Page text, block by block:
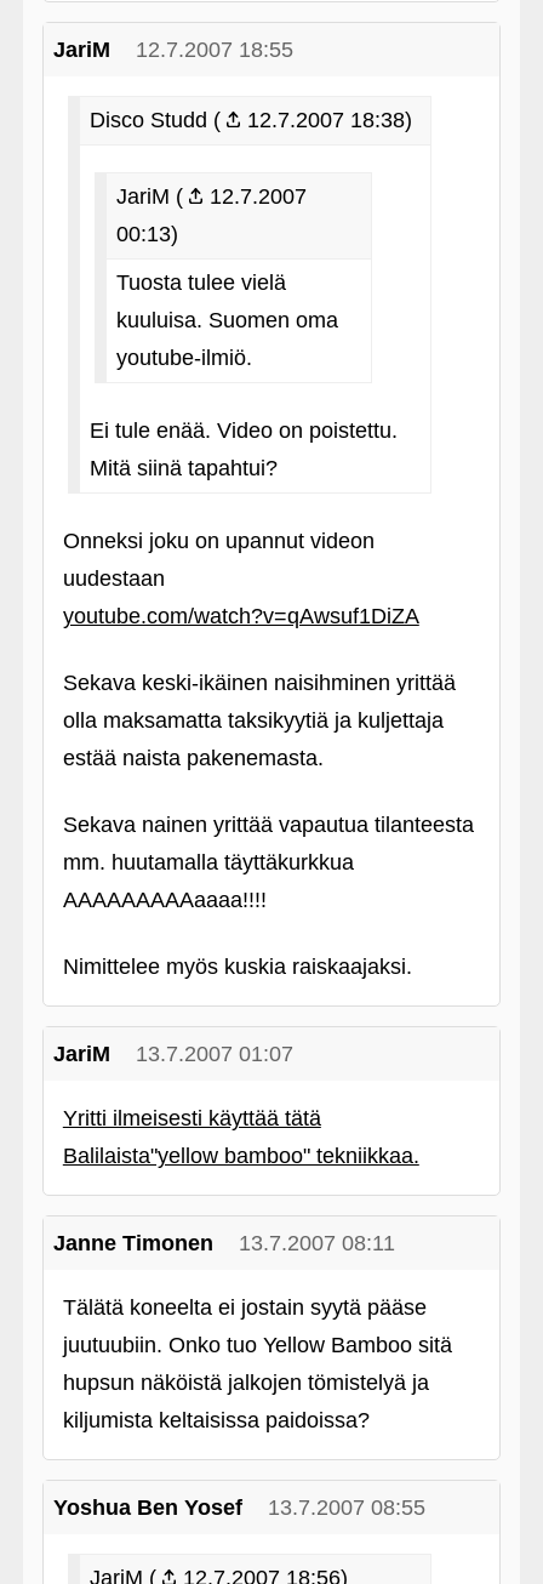
JariM 12.7.2007 18:55
Disco Studd ( 12.7.2007 18:38)
JariM (
12.7.2007
00:13)
Tuosta tulee vielä
kuuluisa. Suomen oma
youtube-ilmiö.
Ei tule enää. Video on poistettu.
Mitä siinä tapahtui?
Onneksi joku on upannut videon
uudestaan
youtube.com/watch?v=qAwsuf1DiZA
Sekava keski-ikäinen naisihminen yrittää
olla maksamatta taksikyytiä ja kuljettaja
estää naista pakenemasta.
Sekava nainen yrittää vapautua tilanteesta
mm. huutamalla täyttäkurkkua
AAAAAAAAAaaaa!!!!
Nimittelee myös kuskia raiskaajaksi.
JariM 13.7.2007 01:07
Yritti ilmeisesti käyttää tätä
Balilaista"yellow bamboo" tekniikkaa.
Janne Timonen 13.7.2007 08:11
Tälätä koneelta ei jostain syytä pääse
juutuubiin. Onko tuo Yellow Bamboo sitä
hupsun näköistä jalkojen tömistelyä ja
kiljumista keltaisissa paidoissa?
Yoshua Ben Yosef 13.7.2007 08:55
JariM ( 12.7.2007 18:56)